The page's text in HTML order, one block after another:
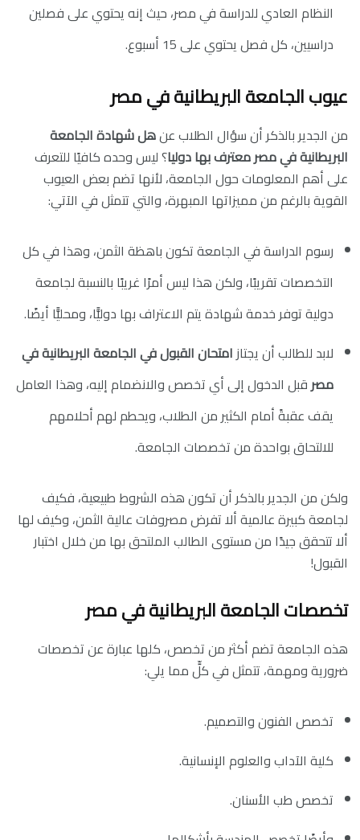
النظام العادي للدراسة في مصر، حيث إنه يحتوي على فصلين
دراسيين، كل فصل يحتوي على 15 أسبوع.
عيوب الجامعة البريطانية في مصر
من الجدير بالذكر أن سؤال الطلاب عنهل شهادة الجامعة
البريطانية في مصر معترف بها دوليا؟ ليس وحده كافيًا للتعرف
على أهم المعلومات حول الجامعة، لأنها تضم بعض العيوب
القوية بالرغم من مميزاتها المبهرة، والتي تتمثل في الآتي:
رسوم الدراسة في الجامعة تكون باهظة الثمن، وهذا في كل
التخصصات تقريبًا، ولكن هذا ليس أمرًا غريبًا بالنسبة لجامعة
دولية توفر خدمة شهادة يتم الاعتراف بها دوليًّا، ومحليًّا أيضًا.
لابد للطالب أن يجتازامتحان القبول في الجامعة البريطانية في
مصرقبل الدخول إلى أي تخصص والانضمام إليه، وهذا العامل
يقف عقبةً أمام الكثير من الطلاب، ويحطم لهم أحلامهم
للالتحاق بواحدة من تخصصات الجامعة.
ولكن من الجدير بالذكر أن تكون هذه الشروط طبيعية، فكيف
لجامعة كبيرة عالمية ألا تفرض مصروفات عالية الثمن، وكيف لها
ألا تتحقق جيدًا من مستوى الطالب الملتحق بها من خلال اختبار
القبول!
تخصصات الجامعة البريطانية في مصر
هذه الجامعة تضم أكثر من تخصص، كلها عبارة عن تخصصات
ضرورية ومهمة، تتمثل في كلٍّ مما يلي:
تخصص الفنون والتصميم.
كلية الآداب والعلوم الإنسانية.
تخصص طب الأسنان.